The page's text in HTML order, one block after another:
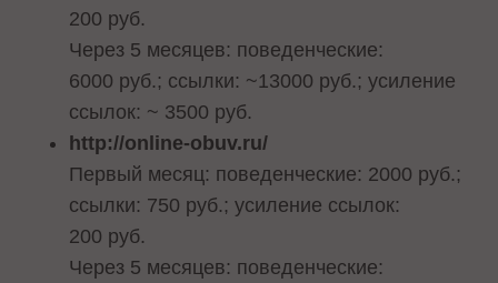
200 руб.
Через 5 месяцев: поведенческие:
6000 руб.; ссылки: ~13000 руб.; усиление
ссылок: ~ 3500 руб.
http://online-obuv.ru/
Первый месяц: поведенческие: 2000 руб.;
ссылки: 750 руб.; усиление ссылок:
200 руб.
Через 5 месяцев: поведенческие: